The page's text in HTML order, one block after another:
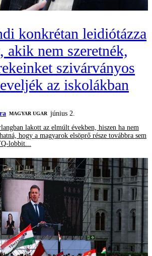
konkrétan leidiótázza
akik nem szeretnék,
szivárványos
az iskolákban
MAGYAR UGAR június 2.
lakott az elmúlt években, hiszen ha nem
hogy a magyarok elsöprő része továbbra sem
lobbit...